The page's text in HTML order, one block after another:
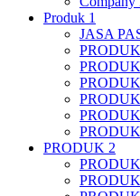
Produk 1
JASA
PRODUK 2